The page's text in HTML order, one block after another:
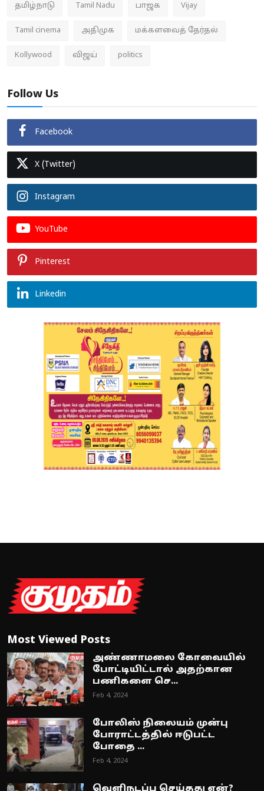
தமிழ்நாடு Tamil Nadu பாஜக Vijay
Tamil cinema அதிமுக மக்களவைத் தேர்தல்
Kollywood விஜய் politics
Follow Us
Facebook
X (Twitter)
Instagram
YouTube
Pinterest
Linkedin
Most Viewed Posts
அண்ணாமலை கோவையில்
போட்டியிட்டால் அதற்கான
பணிகளை செ...
Feb 4, 2024
போலிஸ் நிலையம் முன்பு
போராட்டத்தில் ஈடுபட்ட
போதை ...
Feb 4, 2024